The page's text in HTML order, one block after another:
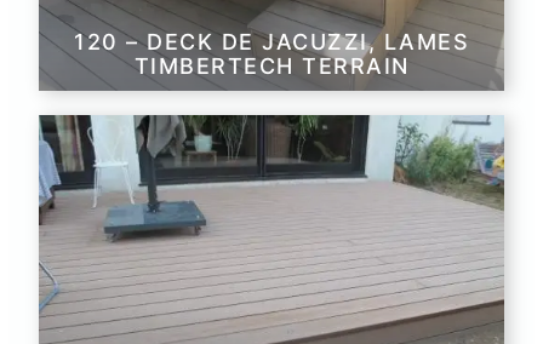
120 – DECK DE JACUZZI, LAMES
TIMBERTECH TERRAIN